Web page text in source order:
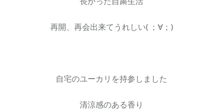
再開、再会出来てうれしい( ；∀；)
自宅のユーカリを持参しました
清涼感のある香り